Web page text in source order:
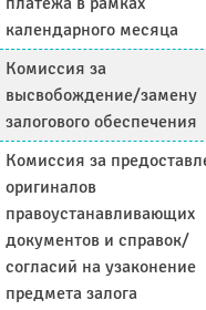
календарного месяца
Комиссия за
высвобождение/замену
залогового обеспечения
Комиссия за
оригиналов
правоустанавливающих
документов и справок/
согласий на узаконение
предмета залога